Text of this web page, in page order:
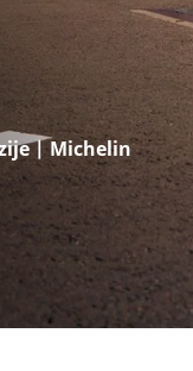
| Michelin